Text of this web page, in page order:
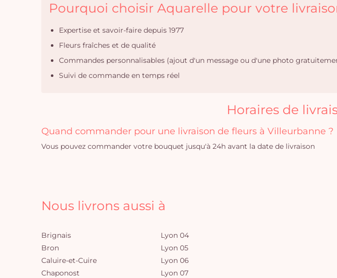
Pourquoi choisir Aquarelle pour votre
Expertise et savoir-faire depuis 1977
Fleurs fraîches et de qualité
Commandes personnalisables (ajout d'un message ou d'une photo
Suivi de commande en temps réel
Horaires de
Quand commander pour une livraison de fleurs à Villeurbanne ?
Vous pouvez commander votre bouquet jusqu'à 24h avant la date de livraison
Nous livrons aussi à
Brignais
Bron
Caluire-et-Cuire
Chaponost
Lyon 04
Lyon 05
Lyon 06
Lyon 07